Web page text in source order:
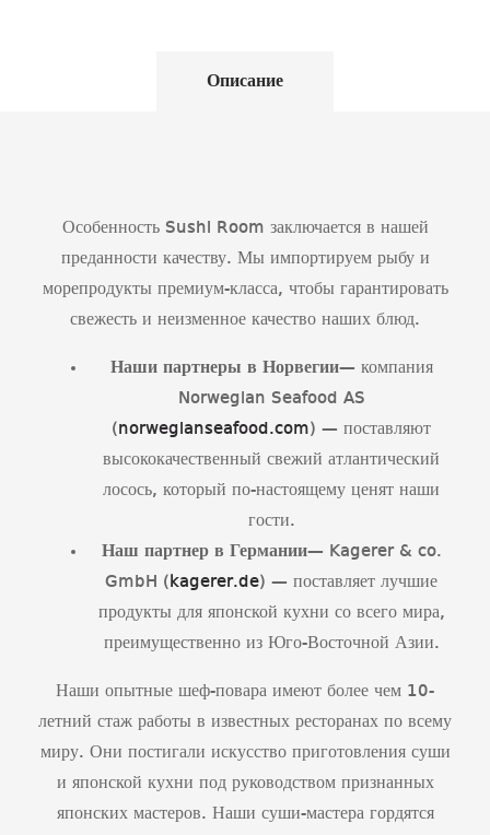
Описание
Особенность Sushi Room заключается в нашей
преданности качеству. Мы импортируем рыбу и
морепродукты премиум-класса, чтобы гарантировать
свежесть и неизменное качество наших блюд.
Наши партнеры в Норвегии— компания
Norwegian Seafood AS
(norwegianseafood.com) — поставляют
высококачественный свежий атлантический
лосось, который по-настоящему ценят наши
гости.
Наш партнер в Германии— Kagerer & co.
GmbH ( kagerer.de) — поставляет лучшие
продукты для японской кухни со всего мира,
преимущественно из Юго-Восточной Азии.
Наши опытные шеф-повара имеют более чем 10-
летний стаж работы в известных ресторанах по всему
миру. Они постигали искусство приготовления суши
и японской кухни под руководством признанных
японских мастеров. Наши суши-мастера гордятся